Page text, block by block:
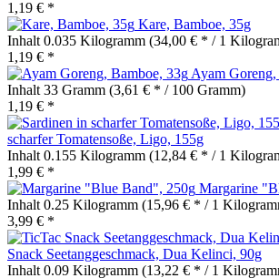
1,19 € *
Kare, Bamboe, 35g
Inhalt 0.035 Kilogramm (34,00 € * / 1
1,19 € *
Ayam
Inhalt 33 Gramm (3,61 € * / 100 Gramm)
1,19 € *
scharfer Tomatensoße, Ligo, 155g
Inhalt 0.155 Kilogramm (12,84 € * / 1
1,99 € *
Margarine
Inhalt 0.25 Kilogramm (15,96 € * / 1
3,99 € *
Snack Seetanggeschmack, Dua Kelinci, 90g
Inhalt 0.09 Kilogramm (13,22 € * / 1